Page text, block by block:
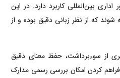
اداری بین‌المللی کاربرد دارد. در این
شوند که از نظر زبانی دقیق بوده و از
از سوءبرداشت، حفظ معنای دقیق
کردن امکان بررسی رسمی مدارک